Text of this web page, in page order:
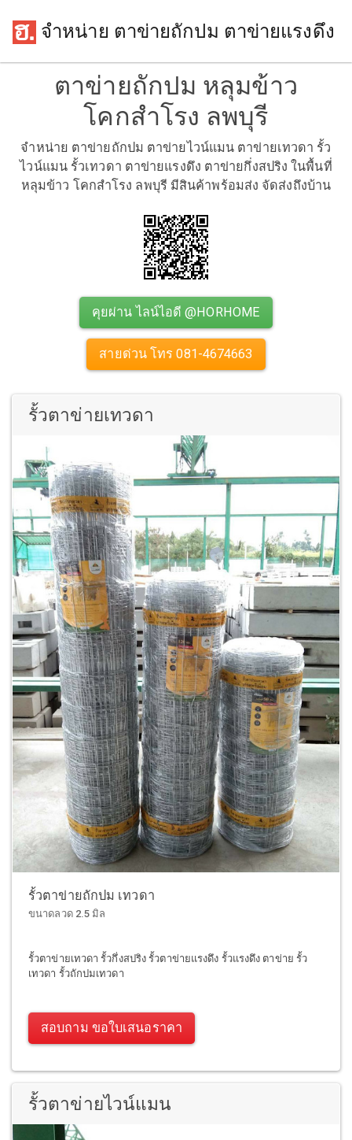
จำหน่าย ตาข่ายถักปม ตาข่ายแรงดึง
ตาข่ายถักปม หลุมข้าว
โคกสำโรง ลพบุรี
จำหน่าย ตาข่ายถักปม ตาข่ายไวน์แมน ตาข่ายเทวดา รั้ว
ไวน์แมน รั้วเทวดา ตาข่ายแรงดึง ตาข่ายกึ่งสปริง ในพื้นที่
หลุมข้าว โคกสำโรง ลพบุรี มีสินค้าพร้อมส่ง จัดส่งถึงบ้าน
คุยผ่าน ไลน์ไอดี @HORHOME
สายด่วน โทร 081-4674663
รั้วตาข่ายเทวดา
รั้วตาข่ายถักปม เทวดา
ขนาดลวด 2.5 มิล
รั้วตาข่ายเทวดา รั้วกึ่งสปริง รั้วตาข่ายแรงดึง รั้วแรงดึง ตาข่าย รั้ว
เทวดา รั้วถักปมเทวดา
สอบถาม ขอใบเสนอราคา
รั้วตาข่ายไวน์แมน